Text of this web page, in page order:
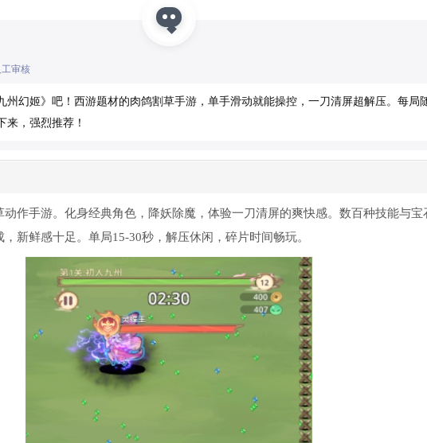
审核
州幻姬》吧！西游题材的肉鸽割草手游，单手滑动就能操控，一刀清屏超解压。每局
来，强烈推荐！
作手游。化身经典角色，降妖除魔，体验一刀清屏的爽快感。数百种技能与
新鲜感十足。单局15-30秒，解压休闲，碎片时间畅玩。